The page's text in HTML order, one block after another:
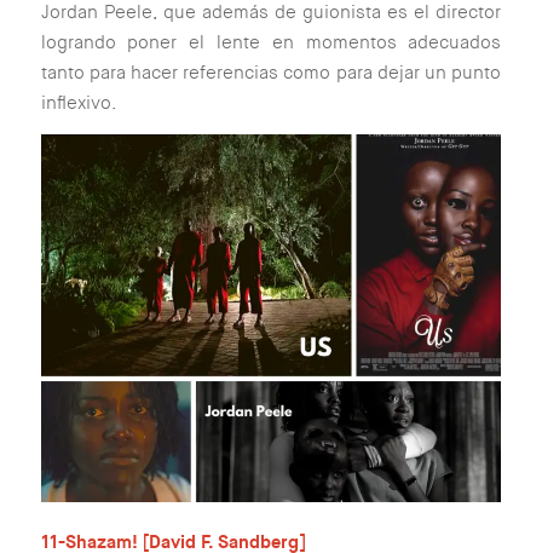
Jordan Peele, que además de guionista es el director
logrando poner el lente en momentos adecuados
tanto para hacer referencias como para dejar un punto
inflexivo.
11-Shazam! [David F. Sandberg]